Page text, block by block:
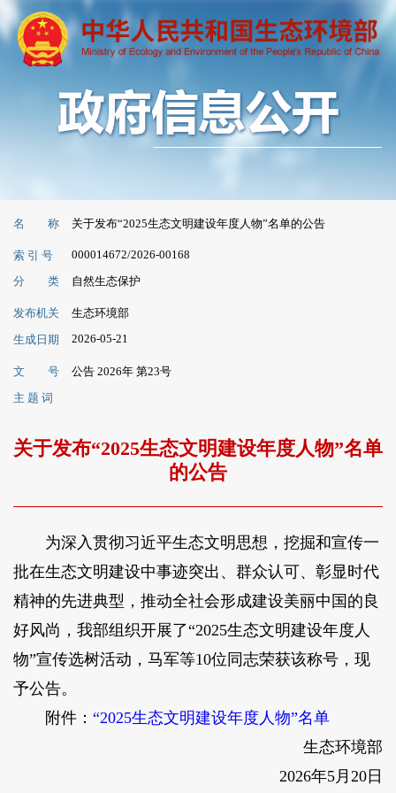
名 称 关于发布“2025生态文明建设年度人物”名单的公告
索 引 号 000014672/2026-00168
分 类 自然生态保护
发布机关
生态环境部
生成日期
2026-05-21
文 号
公告 2026年 第23号
主 题 词
关于发布“2025生态文明建设年度人物”名单
的公告
为深入贯彻习近平生态文明思想，挖掘和宣传一
批在生态文明建设中事迹突出、群众认可、彰显时代
精神的先进典型，推动全社会形成建设美丽中国的良
好风尚，我部组织开展了“2025生态文明建设年度人
物”宣传选树活动，马军等10位同志荣获该称号，现
予公告。
附件： “2025生态文明建设年度人物”名单
生态环境部
2026年5月20日